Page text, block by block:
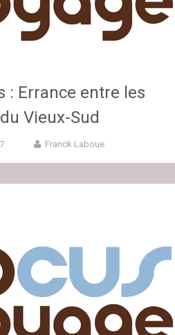
: Errance entre les
Vieux-Sud
Franck Laboue